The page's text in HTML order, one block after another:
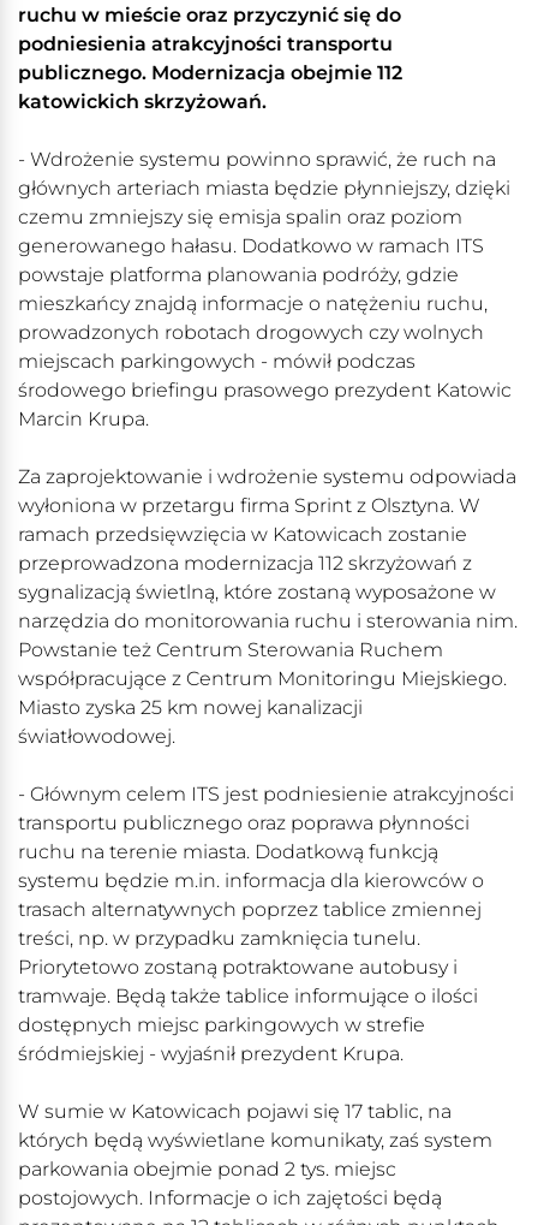
ruchu w mieście oraz przyczynić się do
podniesienia atrakcyjności transportu
publicznego. Modernizacja obejmie 112
katowickich skrzyżowań.
- Wdrożenie systemu powinno sprawić, że ruch na
głównych arteriach miasta będzie płynniejszy, dzięki
czemu zmniejszy się emisja spalin oraz poziom
generowanego hałasu. Dodatkowo w ramach ITS
powstaje platforma planowania podróży, gdzie
mieszkańcy znajdą informacje o natężeniu ruchu,
prowadzonych robotach drogowych czy wolnych
miejscach parkingowych - mówił podczas
środowego briefingu prasowego prezydent Katowic
Marcin Krupa.
Za zaprojektowanie i wdrożenie systemu odpowiada
wyłoniona w przetargu firma Sprint z Olsztyna. W
ramach przedsięwzięcia w Katowicach zostanie
przeprowadzona modernizacja 112 skrzyżowań z
sygnalizacją świetlną, które zostaną wyposażone w
narzędzia do monitorowania ruchu i sterowania nim.
Powstanie też Centrum Sterowania Ruchem
współpracujące z Centrum Monitoringu Miejskiego.
Miasto zyska 25 km nowej kanalizacji
światłowodowej.
- Głównym celem ITS jest podniesienie atrakcyjności
transportu publicznego oraz poprawa płynności
ruchu na terenie miasta. Dodatkową funkcją
systemu będzie m.in. informacja dla kierowców o
trasach alternatywnych poprzez tablice zmiennej
treści, np. w przypadku zamknięcia tunelu.
Priorytetowo zostaną potraktowane autobusy i
tramwaje. Będą także tablice informujące o ilości
dostępnych miejsc parkingowych w strefie
śródmiejskiej - wyjaśnił prezydent Krupa.
W sumie w Katowicach pojawi się 17 tablic, na
których będą wyświetlane komunikaty, zaś system
parkowania obejmie ponad 2 tys. miejsc
postojowych. Informacje o ich zajętości będą